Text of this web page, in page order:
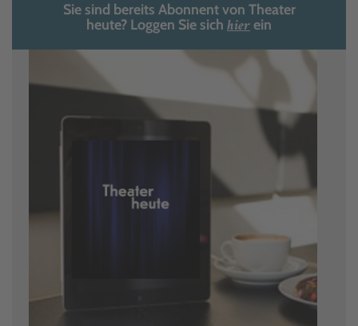
Sie sind bereits Abonnent von Theater
heute? Loggen Sie sich hierein